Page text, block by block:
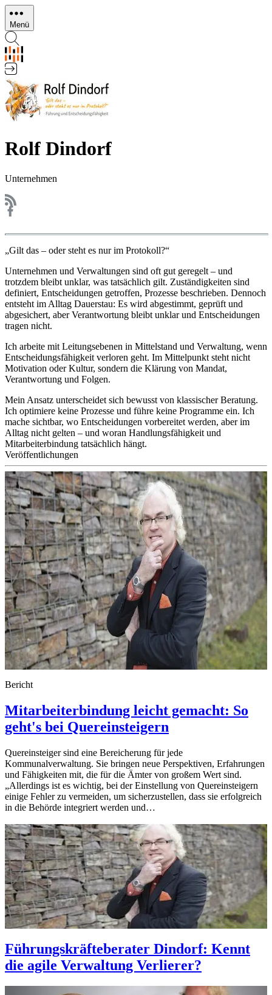
Direkt
zum
Inhalt
Menü
Rolf Dindorf
Unternehmen
„Gilt das – oder steht es nur im Protokoll?“
Unternehmen und Verwaltungen sind oft gut geregelt – und
trotzdem bleibt unklar, was tatsächlich gilt. Zuständigkeiten sind
definiert, Entscheidungen getroffen, Prozesse beschrieben. Dennoch
entsteht im Alltag Dauerstau: Es wird abgestimmt, geprüft und
abgesichert, aber Verantwortung bleibt unklar und Entscheidungen
tragen nicht.
Ich arbeite mit Leitungsebenen in Mittelstand und Verwaltung, wenn
Entscheidungsfähigkeit verloren geht. Im Mittelpunkt steht nicht
Motivation oder Kultur, sondern die Klärung von Mandat,
Verantwortung und Folgen.
Mein Ansatz unterscheidet sich bewusst von klassischer Beratung.
Ich optimiere keine Prozesse und führe keine Programme ein. Ich
mache sichtbar, wo Entscheidungen vorbereitet werden, aber im
Alltag nicht gelten – und woran Handlungsfähigkeit und
Mitarbeiterbindung tatsächlich hängt.
Veröffentlichungen
Bericht
Mitarbeiterbindung leicht gemacht: So
geht's bei Quereinsteigern
Quereinsteiger sind eine Bereicherung für jede
Kommunalverwaltung. Sie bringen neue Perspektiven, Erfahrungen
und Fähigkeiten mit, die für die Ämter von großem Wert sind.
„Allerdings ist es wichtig, bei der Einstellung von Quereinsteigern
einige Fehler zu vermeiden, um sicherzustellen, dass sie erfolgreich
in die Behörde integriert werden und…
Führungskräfteberater Dindorf: Kennt
die agile Verwaltung Verlierer?